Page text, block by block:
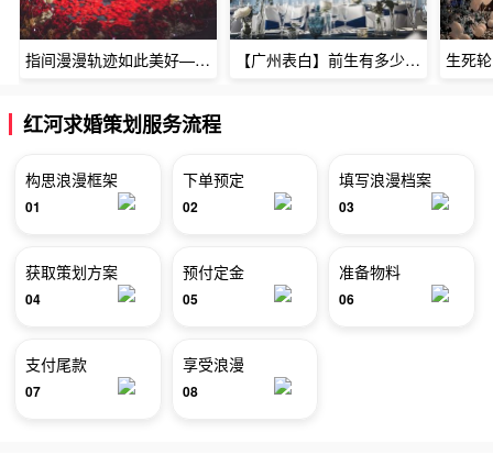
指间漫漫轨迹如此美好——深圳烈焰玫瑰生日惊喜 【广州表白】前生有多少未尽的缘7张
红河求婚策划服务流程
构思浪漫框架
01
下单预定
02
填写浪漫档案
03
获取策划方案
04
预付定金
05
准备物料
06
支付尾款
07
享受浪漫
08